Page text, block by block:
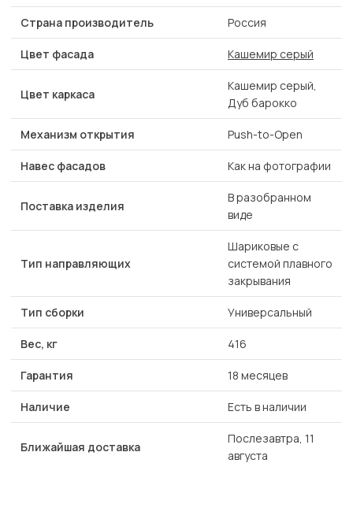
Страна производитель Россия
Цвет фасада Кашемир серый
Цвет каркаса
Кашемир серый,
Дуб барокко
Механизм открытия Push-to-Open
Навес фасадов Как на фотографии
Поставка изделия
В разобранном
виде
Тип направляющих
Шариковые с
системой плавного
закрывания
Тип сборки Универсальный
Вес, кг 416
Гарантия 18 месяцев
Наличие Есть в наличии
Ближайшая доставка
Послезавтра, 11
августа